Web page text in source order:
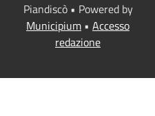
Piandiscò • Powered by
Municipium • Accesso
redazione